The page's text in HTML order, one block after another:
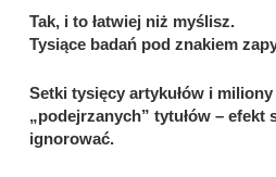
Tak, i to łatwiej niż myślisz.
Tysiące badań pod znakiem
Setki tysięcy artykułów i
„podejrzanych” tytułów – efekt
ignorować.